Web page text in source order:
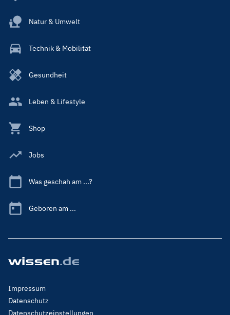
Natur & Umwelt
Technik & Mobilität
Gesundheit
Leben & Lifestyle
Shop
Jobs
Was geschah am ...?
Geboren am ...
Footer
Menu
Legal
Impressum
Datenschutz
Datenschutzeinstellungen